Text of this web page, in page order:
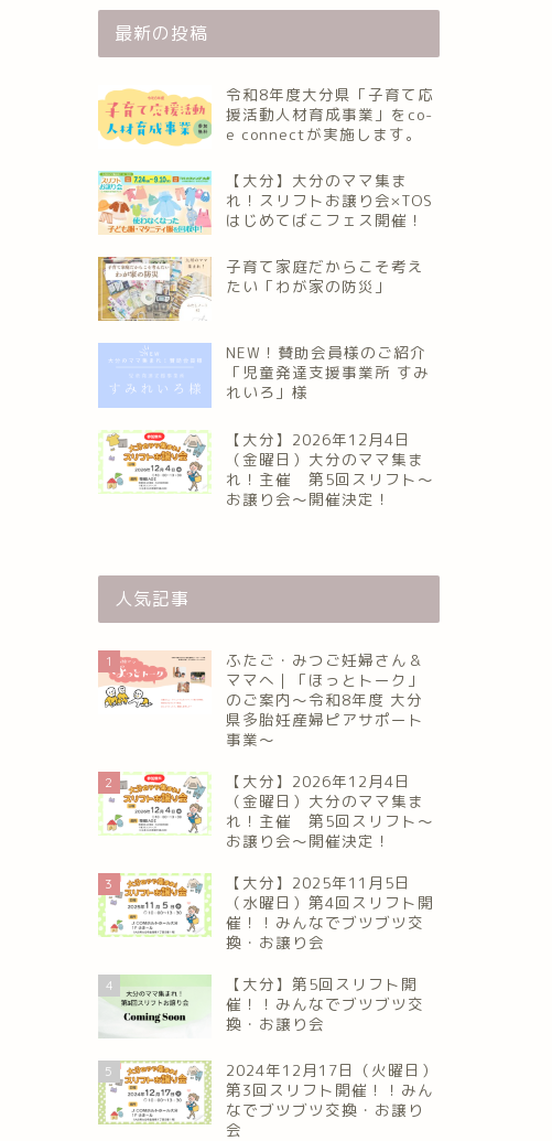
最新の投稿
令和8年度大分県「子育て応
援活動人材育成事業」をco-
e connectが実施します。
【大分】大分のママ集ま
れ！スリフトお譲り会×TOS
はじめてばこフェス開催！
子育て家庭だからこそ考え
たい「わが家の防災」
NEW！賛助会員様のご紹介
「児童発達支援事業所 すみ
れいろ」様
【大分】2026年12月4日
（金曜日）大分のママ集ま
れ！主催 第5回スリフト〜
お譲り会〜開催決定！
人気記事
1
ふたご・みつご妊婦さん＆
ママへ｜「ほっとトーク」
のご案内～令和8年度 大分
県多胎妊産婦ピアサポート
事業～
2
【大分】2026年12月4日
（金曜日）大分のママ集ま
れ！主催 第5回スリフト〜
お譲り会〜開催決定！
3
【大分】2025年11月5日
（水曜日）第4回スリフト開
催！！みんなでブツブツ交
換・お譲り会
4
【大分】第5回スリフト開
催！！みんなでブツブツ交
換・お譲り会
5
2024年12月17日（火曜日）
第3回スリフト開催！！みん
なでブツブツ交換・お譲り
会